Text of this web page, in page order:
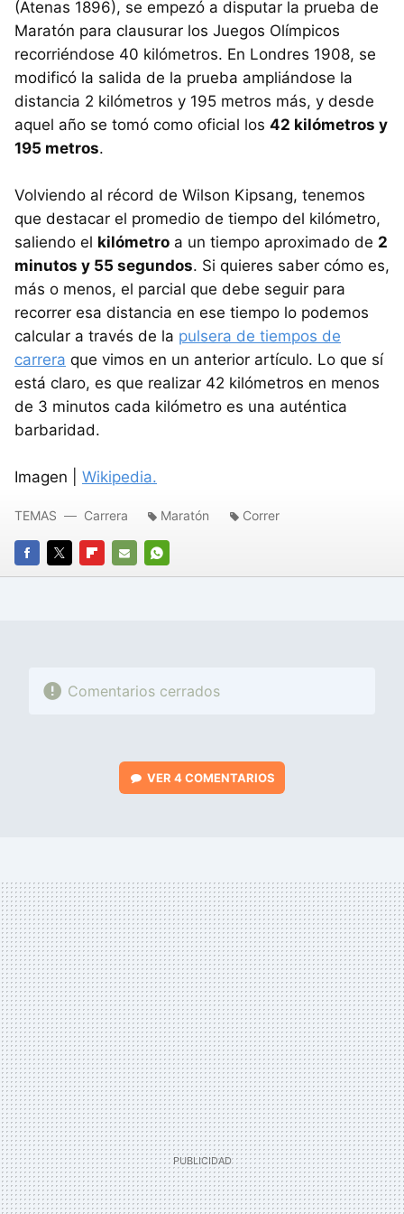
(Atenas 1896), se empezó a disputar la prueba de
Maratón para clausurar los Juegos Olímpicos
recorriéndose 40 kilómetros. En Londres 1908, se
modificó la salida de la prueba ampliándose la
distancia 2 kilómetros y 195 metros más, y desde
aquel año se tomó como oficial los 42 kilómetros y
195 metros.
Volviendo al récord de Wilson Kipsang, tenemos
que destacar el promedio de tiempo del kilómetro,
saliendo el kilómetro a un tiempo aproximado de 2
minutos y 55 segundos. Si quieres saber cómo es,
más o menos, el parcial que debe seguir para
recorrer esa distancia en ese tiempo lo podemos
calcular a través de la pulsera de tiempos de
carrera que vimos en un anterior artículo. Lo que sí
está claro, es que realizar 42 kilómetros en menos
de 3 minutos cada kilómetro es una auténtica
barbaridad.
Imagen | Wikipedia.
FACEBOOK
TWITTERFLIPBOARD
E-
WHATSAPP
TEMAS Carrera Maratón Correr
Comentarios cerrados
VER 4 COMENTARIOS